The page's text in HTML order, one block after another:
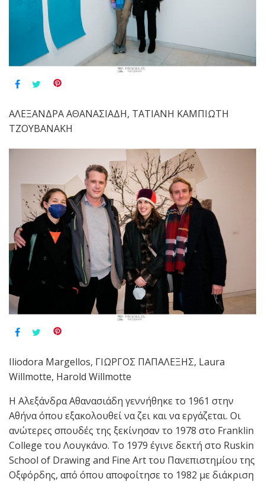
ΑΛΕΞΑΝΔΡΑ ΑΘΑΝΑΣΙΑΔΗ, ΤΑΤΙΑΝΗ ΚΑΜΠΙΩΤΗ
ΤΖΟΥΒΑΝΑΚΗ
Iliodora Margellos, ΓΙΩΡΓΟΣ ΠΑΠΑΛΕΞΗΣ, Laura
Willmotte, Harold Willmotte
Η Αλεξάνδρα Αθανασιάδη γεννήθηκε το 1961 στην
Αθήνα όπου εξακολουθεί να ζει και να εργάζεται. Οι
ανώτερες σπουδές της ξεκίνησαν το 1978 στο Franklin
College του Λουγκάνο. Το 1979 έγινε δεκτή στο Ruskin
School of Drawing and Fine Art του Πανεπιστημίου της
Οξφόρδης, από όπου αποφοίτησε το 1982 με διάκριση